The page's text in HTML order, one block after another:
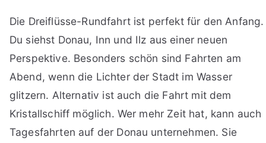
Die Dreiflüsse-Rundfahrt ist perfekt für den Anfang.
Du siehst Donau, Inn und Ilz aus einer neuen
Perspektive. Besonders schön sind Fahrten am
Abend, wenn die Lichter der Stadt im Wasser
glitzern. Alternativ ist auch die Fahrt mit dem
Kristallschiff möglich. Wer mehr Zeit hat, kann auch
Tagesfahrten auf der Donau unternehmen. Sie